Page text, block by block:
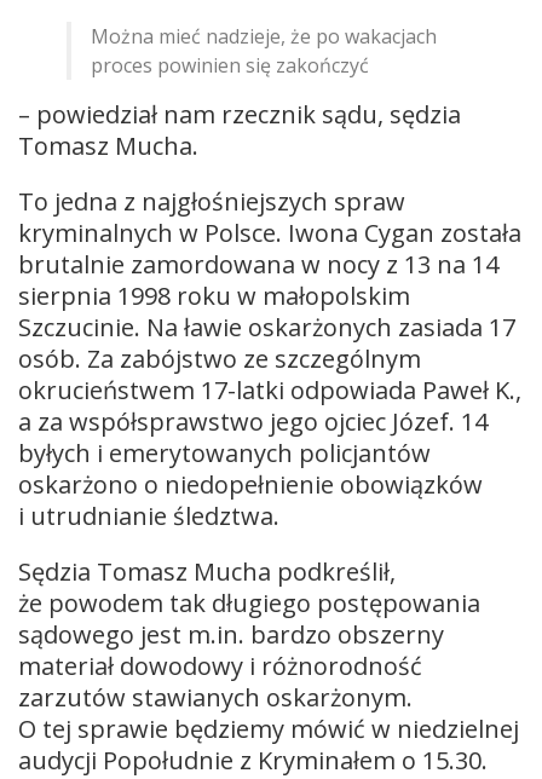
Można mieć nadzieje, że po wakacjach
proces powinien się zakończyć
– powiedział nam rzecznik sądu, sędzia
Tomasz Mucha.
To jedna z najgłośniejszych spraw
kryminalnych w Polsce. Iwona Cygan została
brutalnie zamordowana w nocy z 13 na 14
sierpnia 1998 roku w małopolskim
Szczucinie. Na ławie oskarżonych zasiada 17
osób. Za zabójstwo ze szczególnym
okrucieństwem 17-latki odpowiada Paweł K.,
a za współsprawstwo jego ojciec Józef. 14
byłych i emerytowanych policjantów
oskarżono o niedopełnienie obowiązków
i utrudnianie śledztwa.
Sędzia Tomasz Mucha podkreślił,
że powodem tak długiego postępowania
sądowego jest m.in. bardzo obszerny
materiał dowodowy i różnorodność
zarzutów stawianych oskarżonym.
O tej sprawie będziemy mówić w niedzielnej
audycji Popołudnie z Kryminałem o 15.30.